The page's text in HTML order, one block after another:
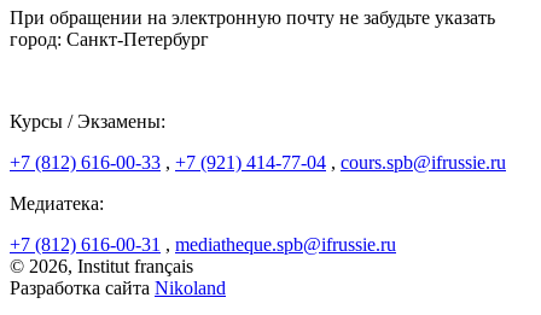
При обращении на электронную почту не забудьте указать
город: Санкт-Петербург
Курсы / Экзамены:
+7 (812) 616-00-33 , +7 (921) 414-77-04 , cours.spb@ifrussie.ru
Медиатека:
+7 (812) 616-00-31 , mediatheque.spb@ifrussie.ru
© 2026, Institut français
Разработка сайта Nikoland